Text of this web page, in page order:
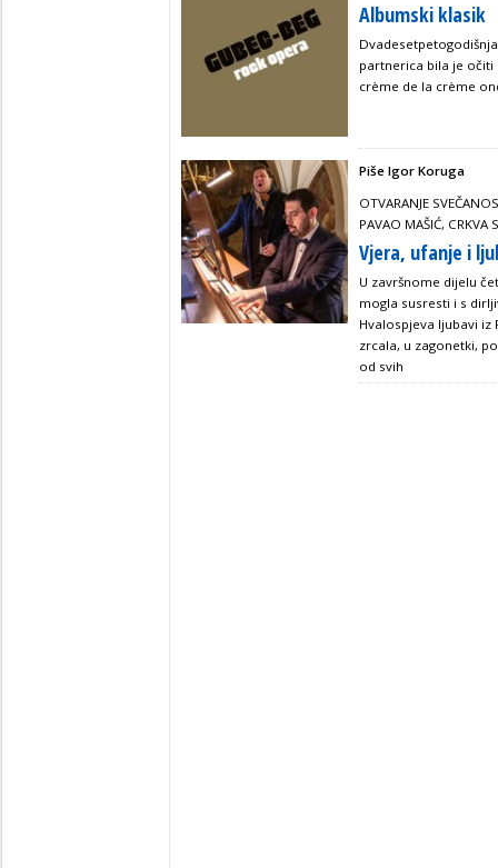
Albumski klasik
partnerica bila je očiti
crème de la crème
Piše Igor Koruga
OTVARANJE
PAVAO MAŠIĆ, CRKVA
Vjera, ufanje i
U završnome dijelu
mogla susresti i s
Hvalospjeva ljubavi
zrcala, u zagonetki,
od svih